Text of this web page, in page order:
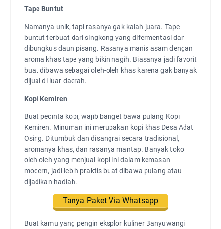
Tape Buntut
Namanya unik, tapi rasanya gak kalah juara. Tape
buntut terbuat dari singkong yang difermentasi dan
dibungkus daun pisang. Rasanya manis asam dengan
aroma khas tape yang bikin nagih. Biasanya jadi favorit
buat dibawa sebagai oleh-oleh khas karena gak banyak
dijual di luar daerah.
Kopi Kemiren
Buat pecinta kopi, wajib banget bawa pulang Kopi
Kemiren. Minuman ini merupakan kopi khas Desa Adat
Osing. Ditumbuk dan disangrai secara tradisional,
aromanya khas, dan rasanya mantap. Banyak toko
oleh-oleh yang menjual kopi ini dalam kemasan
modern, jadi lebih praktis buat dibawa pulang atau
dijadikan hadiah.
Tanya Paket Via Whatsapp
Buat kamu yang pengin eksplor kuliner Banyuwangi